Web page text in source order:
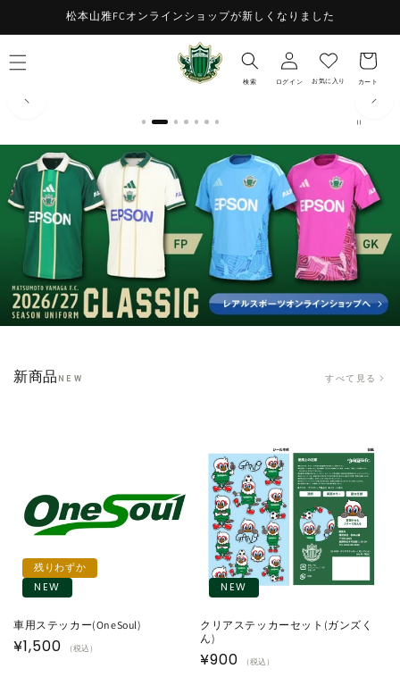
ンツに
進む
松本山雅FCオンラインショップが新しくなりました
検索 ログイン
ロ
グ
イ
お気に入り
お
気
に
入
カート
カ
ー
ト
新商品 NEW すべて見る
残りわずか
NEW
車用ステッカー(OneSoul)
通
¥1,500 （税込）
NEW
クリアステッカーセット(ガンズく
ん)
通
¥900 （税込）